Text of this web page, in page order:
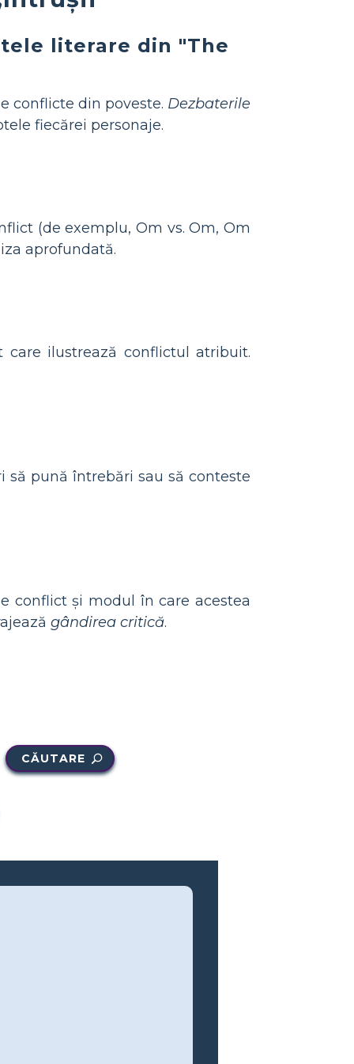
literare din "The
conflicte din poveste. Dezbaterile
fiecărei personaje.
(de exemplu, Om vs. Om, Om
aprofundată.
ilustrează conflictul atribuit.
pună întrebări sau să conteste
conflict și modul în care acestea
gândirea critică.
CĂUTARE